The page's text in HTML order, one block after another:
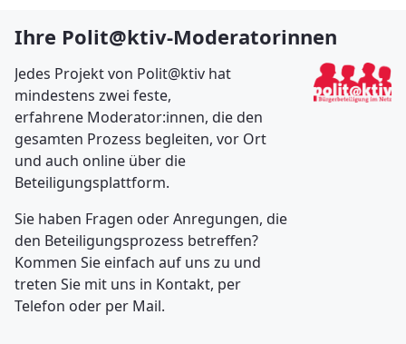
Ihre Polit@ktiv-Moderatorinnen
Jedes Projekt von Polit@ktiv hat
mindestens zwei feste,
erfahrene Moderator:innen, die den
gesamten Prozess begleiten, vor Ort
und auch online über die
Beteiligungsplattform.
Sie haben Fragen oder Anregungen, die
den Beteiligungsprozess betreffen?
Kommen Sie einfach auf uns zu und
treten Sie mit uns in Kontakt, per
Telefon oder per Mail.